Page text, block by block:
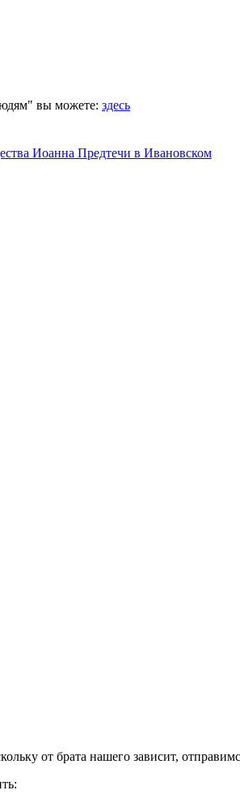
вы можете: здесь
от брата нашего зависит,